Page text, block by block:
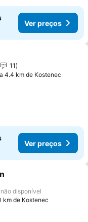
Ver preços
aos favoritos
11
4.4 km de Kostenec
Ver preços
aos favoritos
disponível
km de Kostenec